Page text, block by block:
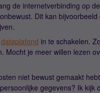
de internetverbinding op
Dit kan
dataplafond in te schakelen.
Mocht je meer willen lezen
niet bewust gemaakt
gegevens? Ik kijk